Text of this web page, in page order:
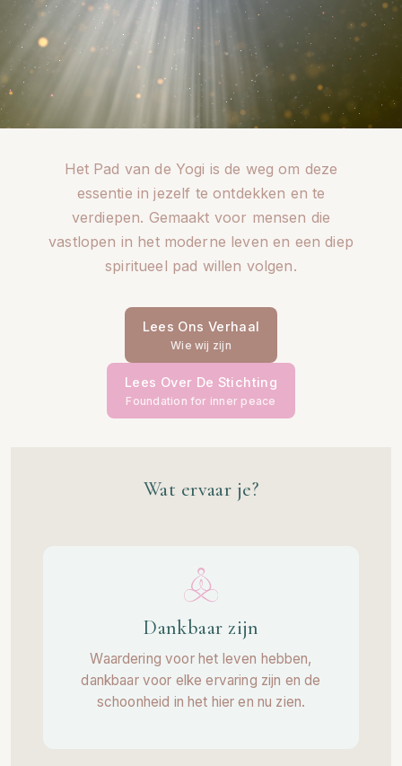
Het Pad van de Yogi is de weg om deze
essentie in jezelf te ontdekken en te
verdiepen. Gemaakt voor mensen die
vastlopen in het moderne leven en een diep
spiritueel pad willen volgen.
Lees Ons Verhaal
Wie wij zijn
Lees Over De Stichting
Foundation for inner peace
Wat ervaar je?
Dankbaar zijn
Waardering voor het leven hebben,
dankbaar voor elke ervaring zijn en de
schoonheid in het hier en nu zien.